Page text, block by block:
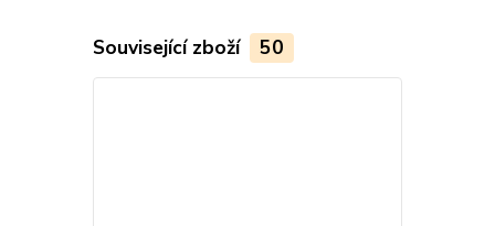
Související zboží 50